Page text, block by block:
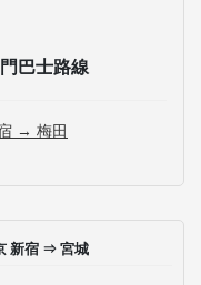
巴士路線
→ 梅田
新宿 ⇒ 宮城